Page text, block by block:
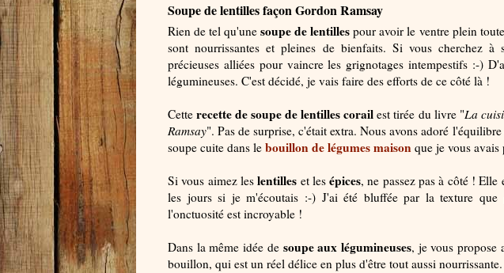
Soupe de lentilles façon Gordon Ramsay
Rien de tel qu'unesoupe de lentilles pour avoir le ventre plein
sont nourrissantes et pleines de bienfaits. Si vous cherchez
précieuses alliées pour vaincre les grignotages intempestifs :-)
légumineuses. C'est décidé, je vais faire des efforts de ce côté là !
Cette recette de soupe de lentilles corailest tirée du livre "La
Ramsay". Pas de surprise, c'était extra. Nous avons adoré
soupe cuite dans le bouillon de légumes maison que je vous avais
Si vous aimez leslentilles et lesépices, ne passez pas à côté !
les jours si je m'écoutais :-) J'ai été bluffée par la texture que
l'onctuosité est incroyable !
Dans la même idée de soupe aux légumineuses, je vous propose
bouillon, qui est un réel délice en plus d'être tout aussi nourrissante.